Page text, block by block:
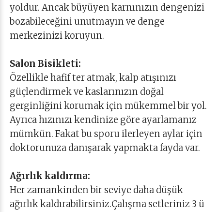
yoldur. Ancak büyüyen karnınızın dengenizi
bozabileceğini unutmayın ve denge
merkezinizi koruyun.
Salon Bisikleti:
Özellikle hafif ter atmak, kalp atışınızı
güçlendirmek ve kaslarınızın doğal
gerginliğini korumak için mükemmel bir yol.
Ayrıca hızınızı kendinize göre ayarlamanız
mümkün. Fakat bu sporu ilerleyen aylar için
doktorunuza danışarak yapmakta fayda var.
Ağırlık kaldırma:
Her zamankinden bir seviye daha düşük
ağırlık kaldırabilirsiniz.Çalışma setleriniz 3 ü